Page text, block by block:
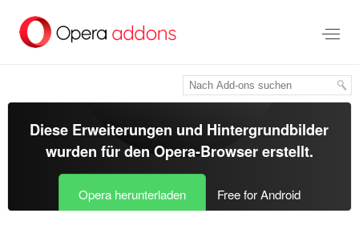
Hauptinhalt
springen
Diese Erweiterungen und Hintergrundbilder
wurden für den Opera-Browsererstellt.
Opera herunterladen Free for Android